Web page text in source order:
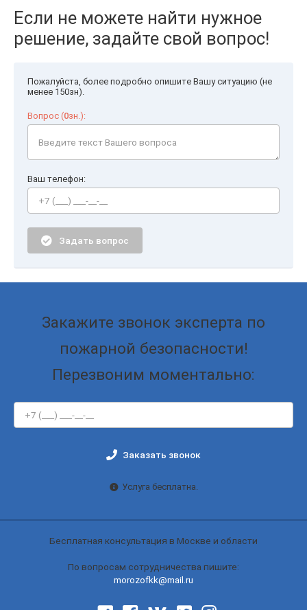
Если не можете найти нужное
решение, задайте свой вопрос!
Пожалуйста, более подробно опишите Вашу ситуацию (не
менее 150зн).
Вопрос (0зн.):
Ваш телефон:
Задать вопрос
Закажите звонок эксперта по
пожарной безопасности!
Перезвоним моментально:
Заказать звонок
Услуга бесплатна.
Бесплатная консультация в Москве и области
По вопросам сотрудничества пишите:
morozofkk@mail.ru